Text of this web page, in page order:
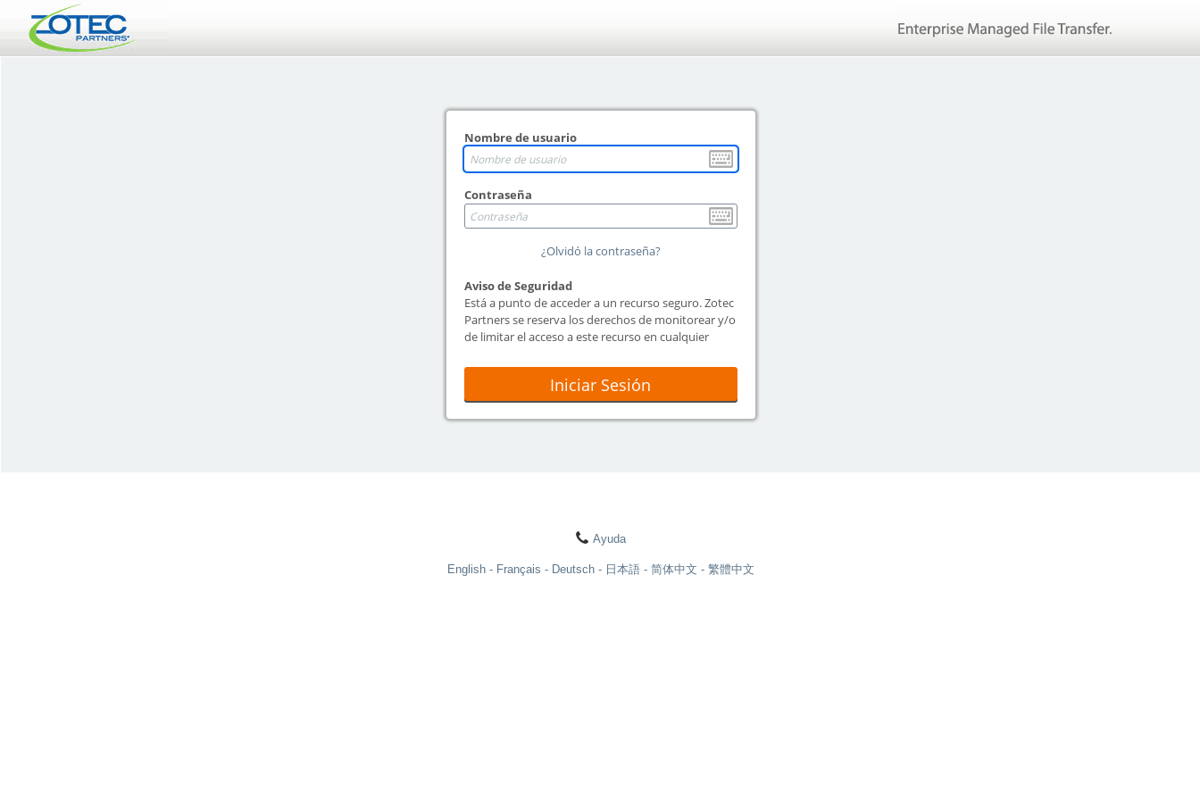
Nombre de usuario
Contraseña
¿Olvidó la contraseña?
Aviso de Seguridad
Está a punto de acceder a un recurso seguro. Zotec
Partners se reserva los derechos de monitorear y/o
de limitar el acceso a este recurso en cualquier
Iniciar Sesión
Ayuda
English Français Deutsch 日本語 简体中文 繁體中文